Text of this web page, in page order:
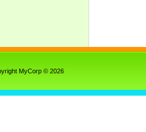
MyCorp © 2026